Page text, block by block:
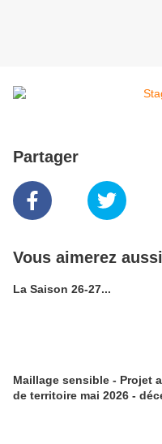
Partager
Vous aimerez aussi
La Saison 26-27...
Maillage sensible - Projet
de territoire mai 2026 -